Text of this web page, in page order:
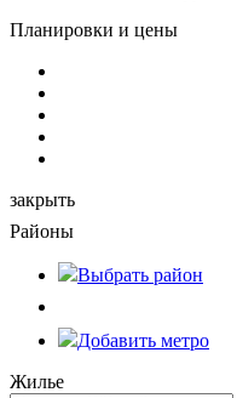
Планировки и цены
закрыть
Районы
Выбрать район
Добавить метро
Жилье